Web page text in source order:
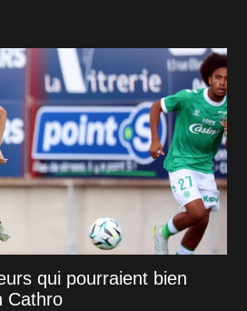
qui pourraient bien
Cathro